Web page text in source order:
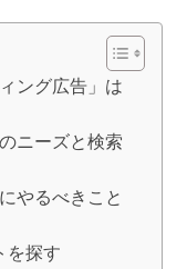
ング広告」は
ニーズと検索
やるべきこと
を探す